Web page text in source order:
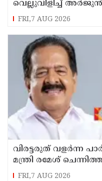
വെല്ലുവിളിച്ച് അ‍ർജുൻ
വളർന്ന പാർട്ടി
FRI,7 AUG 2026
വിരട്ടരുത് വളര്‍ന്ന
മന്ത്രി രമേശ്
അര്‍ജുന്‍ ആയങ്കി
FRI,7 AUG 2026